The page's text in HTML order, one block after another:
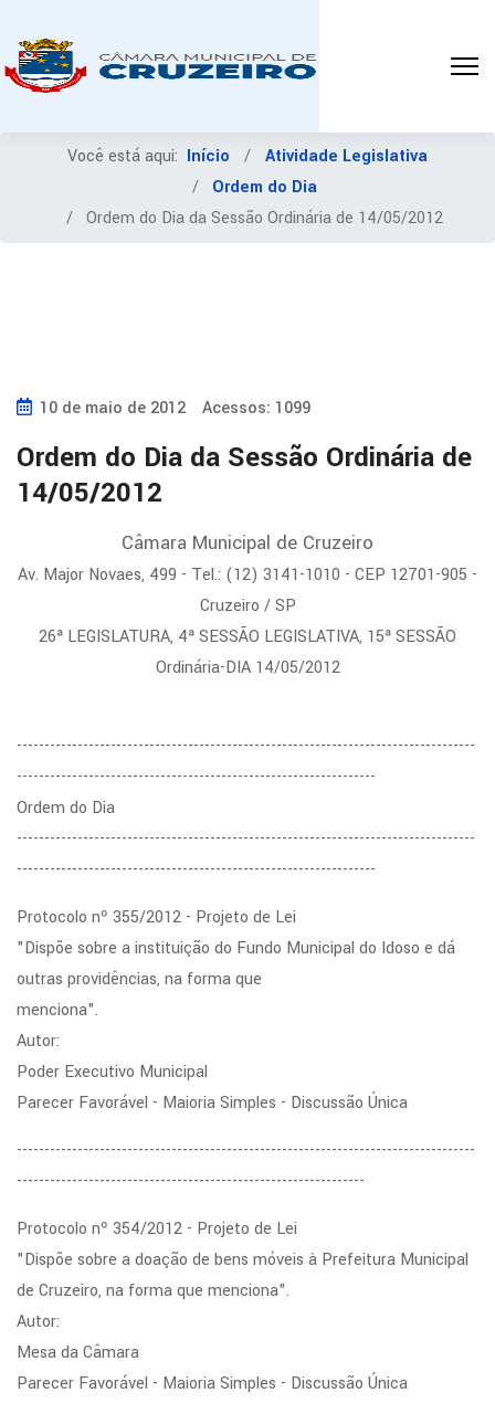
Você está aqui: Início
Atividade Legislativa
Ordem do Dia
Ordem do Dia da Sessão Ordinária de 14/05/2012
10 de maio de 2012 Acessos: 1099
Ordem do Dia da Sessão Ordinária de
14/05/2012
Câmara Municipal de Cruzeiro
Av. Major Novaes, 499 - Tel.: (12) 3141-1010 - CEP 12701-905 -
Cruzeiro / SP
26ª LEGISLATURA, 4ª SESSÃO LEGISLATIVA, 15ª SESSÃO
Ordinária-DIA 14/05/2012
-----------------------------------------------------------------------------------
-----------------------------------------------------------------
Ordem do Dia
-----------------------------------------------------------------------------------
-----------------------------------------------------------------
Protocolo nº 355/2012 - Projeto de Lei
"Dispõe sobre a instituição do Fundo Municipal do Idoso e dá
outras providências, na forma que
menciona".
Autor:
Poder Executivo Municipal
Parecer Favorável - Maioria Simples - Discussão Única
-----------------------------------------------------------------------------------
---------------------------------------------------------------
Protocolo nº 354/2012 - Projeto de Lei
"Dispõe sobre a doação de bens móveis à Prefeitura Municipal
de Cruzeiro, na forma que menciona".
Autor:
Mesa da Câmara
Parecer Favorável - Maioria Simples - Discussão Única